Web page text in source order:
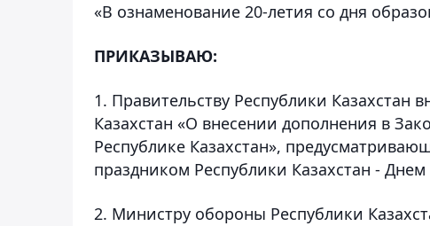
«В ознаменование 20-летия со дня
ПРИКАЗЫВАЮ:
1. Правительству Республики Казахстан
Казахстан «О внесении дополнения в
Республике Казахстан»,
праздником Республики Казахстан -
2. Министру обороны Республики